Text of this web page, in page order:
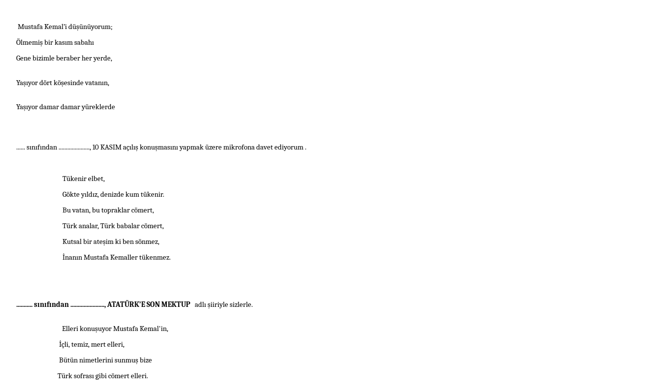
Mustafa Kemal’i düşünüyorum;
Ölmemiş bir kasım sabahı
Gene bizimle beraber her yerde,
Yaşıyor dört köşesinde vatanın,
Yaşıyor damar damar yüreklerde
......sınıfından ....................., 10 KASIM açılış konuşmasını yapmak üzere mikrofona davet ediyorum .
Tükenir elbet,
Gökte yıldız, denizde kum tükenir.
Bu vatan, bu topraklar cömert,
Türk analar, Türk babalar cömert,
Kutsal bir ateşim ki ben sönmez,
İnanınMustafa Kemaller tükenmez.
...........sınıfından ......................., ATATÜRK’E SON MEKTUP adlışiiriyle sizlerle.
Elleri konuşuyorMustafa Kemal'in,
İçli, temiz, mert elleri,
Bütün nimetlerini sunmuş bize
Türk sofrası gibi cömert elleri.